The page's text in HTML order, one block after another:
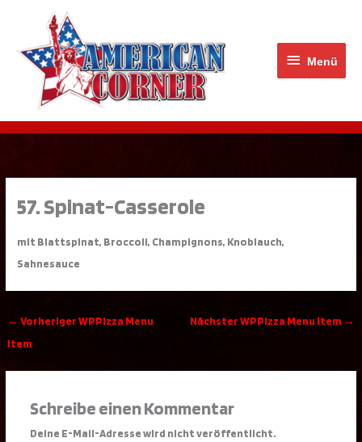
springen
Menü
57. Spinat-Casserole
mit Blattspinat, Broccoli, Champignons, Knoblauch,
Sahnesauce
← Vorheriger WPPizza Menu
Item
Nächster WPPizza Menu Item →
Schreibe einen Kommentar
Deine E-Mail-Adresse wird nicht veröffentlicht.